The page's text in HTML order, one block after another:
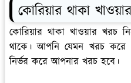
কোরিয়ার থাকা
কোরিয়ার থাকা খাওয়ার খরচ
থাকে। আপনি যেমন খরচ করে
নির্ভর করে আপনার খরচ হবে।